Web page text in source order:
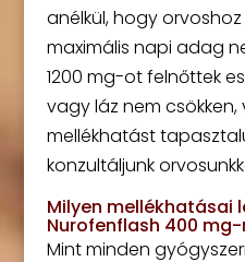
anélkül, hogy
maximális napi adag
1200 mg-ot felnőttek
vagy láz nem
mellékhatást
konzultáljunk
Milyen mellékhatásai
Nurofenflash 400 mg-
Mint minden